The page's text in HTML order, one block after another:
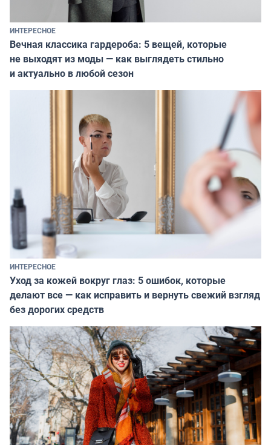
ИНТЕРЕСНОЕ
Вечная классика гардероба: 5 вещей, которые
не выходят из моды — как выглядеть стильно
и актуально в любой сезон
ИНТЕРЕСНОЕ
Уход за кожей вокруг глаз: 5 ошибок, которые
делают все — как исправить и вернуть свежий взгляд
без дорогих средств